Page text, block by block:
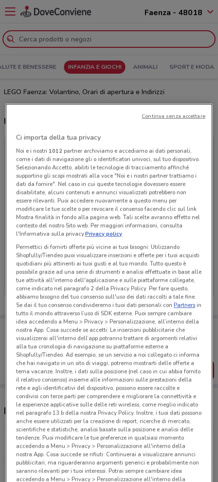
Faenza - 48018
E BENESSERE INFANZIA E GIOCHI ANIMALI SPORT E MODA
LEGO Faenza: Volantino, Orari di apertura e Indirizzi
Ultime offerte del volantino LEGO
Ci dispiace, al momento non abbiamo pubblicato
volantini nella tua zona. Riprova più tardi.
Porta DoveConviene sempre con te!
Puoi trovare le migliori offerte dei negozi vicino a te,
salvarle e creare la tua lista del risparmio, comodamente
dal tuo cellulare.
SCARICA L’APP
Negozi LEGO a Faenza
Via Emilia Levante, 30 Faenza
2.9 km
CHIUSO
Via Pisacane, 71 Imola
Ci importa della tua privacy
Noi e i nostri 1012partner archiviamo e accediamo ai dati personali,
come i dati di navigazione gli o identificatori univoci, sul tuo dispositivo.
Selezionando Accetto, abiliti le tecnologie di tracciamento affinché
supportino gli scopi mostrati alla voce "Noi e i nostri partner trattiamo i
dati da fornire". Nel caso in cui queste tecnologie dovessero essere
disabilitate, alcuni contenuti e annunci visualizzati potrebbero non
essere rilevanti. Puoi accedere nuovamente a questo menu per
modificare le tue scelte o per revocare il consenso facendo clic sul link
Mostra finalità in fondo alla pagina web. Tali scelte avranno effetto nel
contesto del nostro Sito web. Per maggiori informazioni, consulta
l'Informativa sulla privacy.Privacy policy
Permettici di fornirti offerte più vicine ai tuoi bisogni: Utilizzando
Shopfully/Tiendeo puoi visualizzare inserzioni e offerte per i tuoi acquisti
quotidiani più attinenti ai tuoi gusti e al tuo mondo. Tutto questo è
possibile grazie ad una serie di strumenti e analisi effettuate in base alle
tue attività all'interno dell'applicazione e sulle piattaforme collegate,
come indicato nel paragrafo 2 della Privacy Policy. Per fare questo,
abbiamo bisogno del tuo consenso sull'uso dei dati raccolti a tale fine.
Se dai il tuo consenso condivideremo i tuoi dati personali conPartnersin
tutto il mondo attraverso l’uso di SDK esterne. Puoi sempre cambiare
idea accedendo a Menu > Privacy > Personalizzazione, all’interno della
nostra App. Cosa succede se accetti: Le inserzioni pubblicitarie che
visualizzerai all'interno dell’app potranno trattare di argomenti relativi
alla tua cronologia di navigazione su piattaforme esterne a
Shopfully/Tiendeo. Ad esempio, se un servizio a noi collegato ci informa
che hai navigato in un sito di viaggi, potremo mostrarti delle offerte a
tema vacanze. Inoltre, i dati sulla posizione (nel caso in cui abbia fornito
il relativo consenso) insieme alle informazioni sulle prestazioni della
rete e agli identificativi del dispositivo, possono essere raccolte e
condivisi con terze parti per comprendere e migliorare la connettività e
le esperienze applicative sulle delle reti wireless, come meglio indicato
nel paragrafo 13.b della nostra Privacy Policy. Inoltre, i tuoi dati possono
anche essere utilizzati per la creazione di report, ricerche di mercato,
scientifiche e statistiche, analisi basate sulla posizione e analisi delle
tendenze. Puoi modificare le tue preferenze in qualsiasi momento
accedendo a Menu > Privacy > Personalizzazione all'interno della
nostra App. Cosa succede se rifiuti: Continuerai a visualizzare annunci
pubblicitari, ma riguarderanno argomenti generici e probabilmente non
saranno rilevanti per i tuoi interessi. Potrai sempre cambiare idea
accedendo a Menu > Privacy > Personalizzazione all'interno della
Continua senza accettare